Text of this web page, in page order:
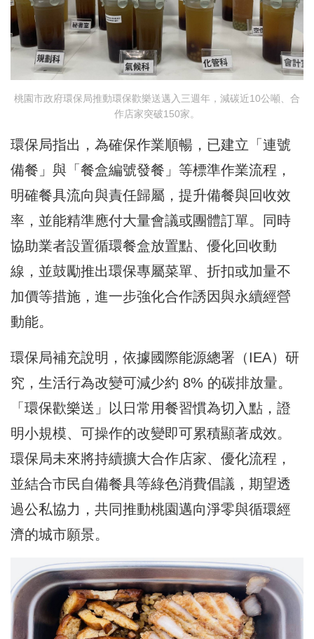
桃園市政府環保局推動環保歡樂送邁入三週年，減碳近10公噸、合
作店家突破150家。
環保局指出，為確保作業順暢，已建立「連號
備餐」與「餐盒編號發餐」等標準作業流程，
明確餐具流向與責任歸屬，提升備餐與回收效
率，並能精準應付大量會議或團體訂單。同時
協助業者設置循環餐盒放置點、優化回收動
線，並鼓勵推出環保專屬菜單、折扣或加量不
加價等措施，進一步強化合作誘因與永續經營
動能。
環保局補充說明，依據國際能源總署（IEA）研
究，生活行為改變可減少約 8% 的碳排放量。
「環保歡樂送」以日常用餐習慣為切入點，證
明小規模、可操作的改變即可累積顯著成效。
環保局未來將持續擴大合作店家、優化流程，
並結合市民自備餐具等綠色消費倡議，期望透
過公私協力，共同推動桃園邁向淨零與循環經
濟的城市願景。